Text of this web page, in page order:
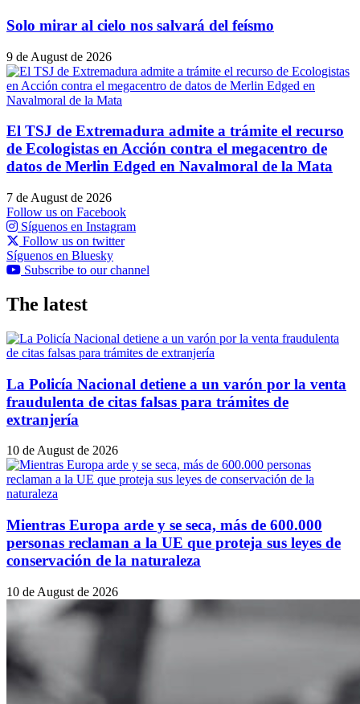
Solo mirar al cielo nos salvará del feísmo
9 de August de 2026
El TSJ de Extremadura admite a trámite el recurso
de Ecologistas en Acción contra el megacentro de
datos de Merlin Edged en Navalmoral de la Mata
7 de August de 2026
Follow us on Facebook
Síguenos en Instagram
Follow us on twitter
Síguenos en Bluesky
Subscribe to our channel
The latest
La Policía Nacional detiene a un varón por la venta
fraudulenta de citas falsas para trámites de
extranjería
10 de August de 2026
Mientras Europa arde y se seca, más de 600.000
personas reclaman a la UE que proteja sus leyes de
conservación de la naturaleza
10 de August de 2026